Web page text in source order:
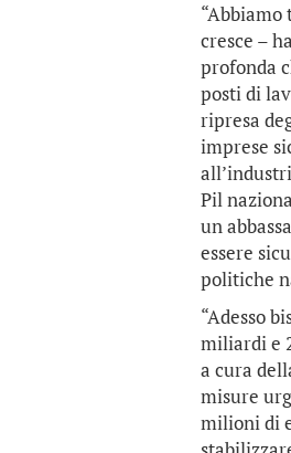
cresce –
profonda
posti di
ripresa
imprese
Pil
un
essere
politiche
“Adesso
miliardi e
a cura
misure
milioni di